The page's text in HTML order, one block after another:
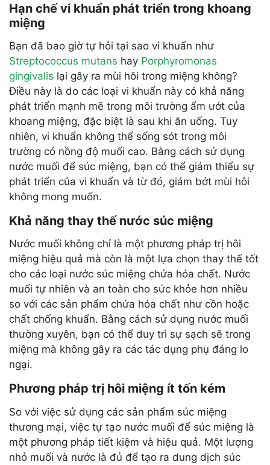
Hạn chế vi khuẩn phát triển trong khoang
miệng
Bạn đã bao giờ tự hỏi tại sao vi khuẩn như
Streptococcus mutans hay Porphyromonas
gingivalis lại gây ra mùi hôi trong miệng không?
Điều này là do các loại vi khuẩn này có khả năng
phát triển mạnh mẽ trong môi trường ẩm ướt của
khoang miệng, đặc biệt là sau khi ăn uống. Tuy
nhiên, vi khuẩn không thể sống sót trong môi
trường có nồng độ muối cao. Bằng cách sử dụng
nước muối để súc miệng, bạn có thể giảm thiểu sự
phát triển của vi khuẩn và từ đó, giảm bớt mùi hôi
không mong muốn.
Khả năng thay thế nước súc miệng
Nước muối không chỉ là một phương pháp trị hôi
miệng hiệu quả mà còn là một lựa chọn thay thế tốt
cho các loại nước súc miệng chứa hóa chất. Nước
muối tự nhiên và an toàn cho sức khỏe hơn nhiều
so với các sản phẩm chứa hóa chất như cồn hoặc
chất chống khuẩn. Bằng cách sử dụng nước muối
thường xuyên, bạn có thể duy trì sự sạch sẽ trong
miệng mà không gây ra các tác dụng phụ đáng lo
ngại.
Phương pháp trị hôi miệng ít tốn kém
So với việc sử dụng các sản phẩm súc miệng
thương mại, việc tự tạo nước muối để súc miệng là
một phương pháp tiết kiệm và hiệu quả. Một lượng
nhỏ muối và nước là đủ để tạo ra dung dịch súc